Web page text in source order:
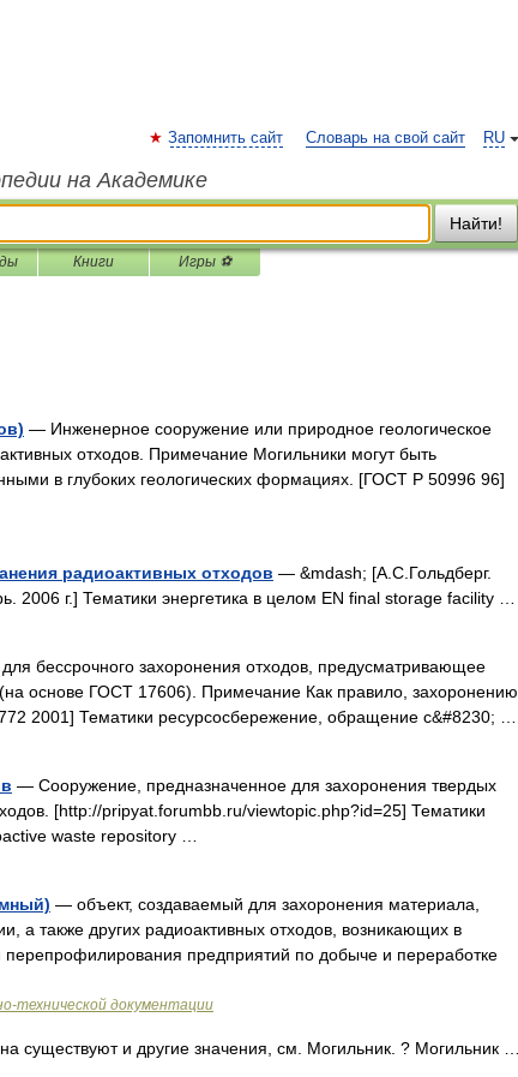
RU
Запомнить сайт Словарь на свой сайт
на Академике
Найти!
Книги Игры ⚽
— Инженерное сооружение или природное геологическое
отходов. Примечание Могильники могут быть
в глубоких геологических формациях. [ГОСТ Р 50996 96]
радиоактивных отходов — &mdash; [А.С.Гольдберг.
2006 г.] Тематики энергетика в целом EN final storage facility …
бессрочного захоронения отходов, предусматривающее
основе ГОСТ 17606). Примечание Как правило, захоронению
2001] Тематики ресурсосбережение, обращение с&#8230; …
— Сооружение, предназначенное для захоронения твердых
[http://pripyat.forumbb.ru/viewtopic.php?id=25] Тематики
waste repository …
— объект, создаваемый для захоронения материала,
а также других радиоактивных отходов, возникающих в
перепрофилирования предприятий по добыче и переработке
технической документации
существуют и другие значения, см. Могильник. ? Могильник …